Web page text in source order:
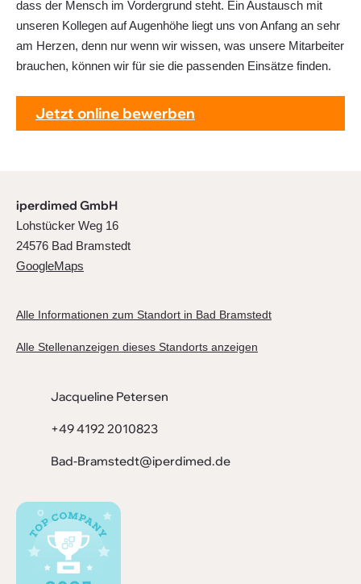
dass der Mensch im Vordergrund steht. Ein Austausch mit
unseren Kollegen auf Augenhöhe liegt uns von Anfang an sehr
am Herzen, denn nur wenn wir wissen, was unsere Mitarbeiter
brauchen, können wir für sie die passenden Einsätze finden.
Jetzt online bewerben
iperdimed GmbH
Lohstücker Weg 16
24576 Bad Bramstedt
GoogleMaps
Alle Informationen zum Standort in Bad Bramstedt
Alle Stellenanzeigen dieses Standorts anzeigen
Jacqueline Petersen
+49 4192 2010823
Bad-Bramstedt@iperdimed.de